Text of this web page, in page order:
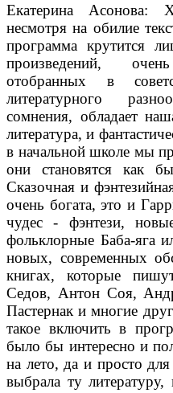
Екатерина Асонова:
несмотря на обилие
программа крутится
произведений,
отобранных в
литературного
сомнения, обладает
литература, и
в начальной школе мы
они становятся как
Сказочная и
очень богата, это и
чудес - фэнтези,
фольклорные Баба-яга
новых, современных
книгах, которые
Седов, Антон Соя,
Пастернак и многие
такое включить в
было бы интересно и
на лето, да и просто
выбрала ту